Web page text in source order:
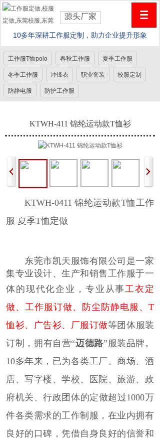
源头厂家
10多年深耕工作服定制，助力企业提升形象
工作服T恤polo 春秋工作服 夏季工作服
冬季工作服 冲锋衣 职业套装 校服定制
防静电服 防护工作服
KTWH-411 锦纶运动款T恤衫
KTWH-0411 锦纶运动款T恤工作
服 夏季T恤定做
东莞市凯天服饰有限公司是一家
集专业设计、生产和销售工作服于一
体的现代化企业， 专业 从事工衣定
做 、 工作服订做 、 防尘防静电服 、 T
恤衫、广告衫、厂服订做等团体服装
订制，拥有自营“迈德路”服装品牌。
10多年来，已为各类工厂、商场、酒
店、写字楼、学校、医院、旅游、政
府机关、行政团体的定做超过1000万
件各类需求的工作制服， 在业内拥有
良好的口碑，凭借自身良好的信誉和